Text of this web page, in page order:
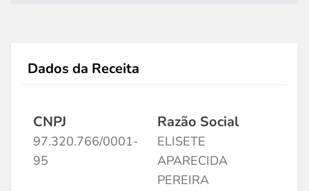
Dados da Receita
CNPJ
97.320.766/0001-
95
Razão Social
ELISETE
APARECIDA
PEREIRA